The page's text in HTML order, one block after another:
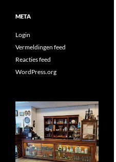
META
Login
Vermeldingen feed
Reacties feed
WordPress.org